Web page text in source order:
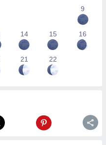
9
14 15 16
21 22